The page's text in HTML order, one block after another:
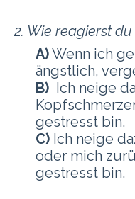
2. Wie reagierst du
A)Wenn ich
ängstlich,
B) Ich neige
gestresst bin.
C) Ich neige
oder mich
gestresst bin.